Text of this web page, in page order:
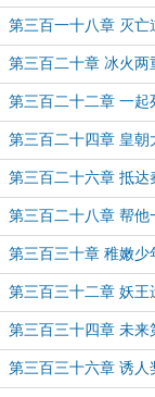
第三百一十八章 灭亡
第三百二十章 冰火两
第三百二十二章 一起
第三百二十四章 皇朝
第三百二十六章 抵达
第三百二十八章 帮他
第三百三十章 稚嫩少
第三百三十二章 妖王
第三百三十四章 未来
更）
第三百三十六章 诱人